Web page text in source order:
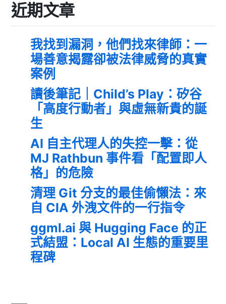
近期文章
我找到漏洞，他們找來律師：一
場善意揭露卻被法律威脅的真實
案例
讀後筆記｜Child’s Play：矽谷
「高度行動者」與虛無新貴的誕
生
AI 自主代理人的失控一擊：從
MJ Rathbun 事件看「配置即人
格」的危險
清理 Git 分支的最佳偷懶法：來
自 CIA 外洩文件的一行指令
ggml.ai 與 Hugging Face 的正
式結盟：Local AI 生態的重要里
程碑